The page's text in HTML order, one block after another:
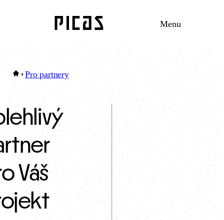
Menu
Pro partnery
Váš